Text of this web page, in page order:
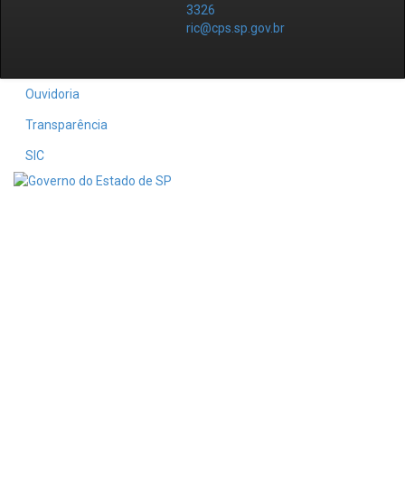
3326
ric@cps.sp.gov.br
Ouvidoria
Transparência
SIC